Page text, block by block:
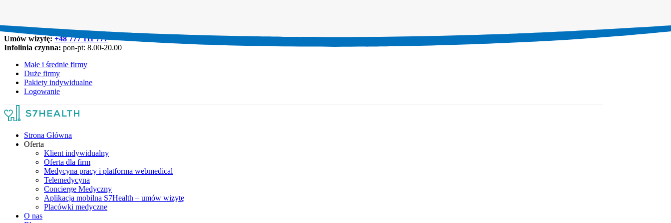
Umów wizytę:+48 777 111 777
Infolinia czynna: pon-pt: 8.00-20.00
Małe i średnie firmy
Duże firmy
Pakiety indywidualne
Logowanie
Strona Główna
Oferta
Klient indywidualny
Oferta dla firm
Medycyna pracy i platforma webmedical
Telemedycyna
Concierge Medyczny
Aplikacja mobilna S7Health – umów wizytę
Placówki medyczne
O nas